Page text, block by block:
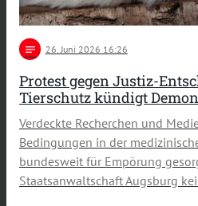
notes 26 . Juni 2026 16:26
Protest gegen Justiz-
Tierschutz kündigt
Verdeckte Recherchen und
Bedingungen in der
bundesweit für Empörung
Staatsanwaltschaft Augsburg